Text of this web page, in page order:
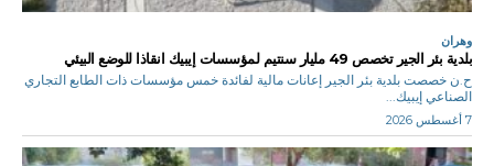
وهران
بلدية بئر الجير تخصص 49 مليار سنتيم لمؤسسات إيبيك انقاذا للوضع البيئي
ح.ن خصصت بلدية بئر الجير إعانات مالية لفائدة خمس مؤسسات ذات الطابع التجاري
الصناعي إيبيك...
7 أغسطس 2026